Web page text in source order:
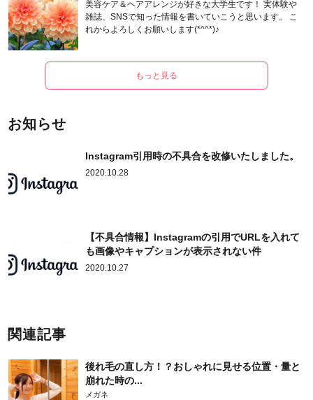
美容ケア＆ヘアアレンジが好きな大学生です！ 実体験や
雑誌、SNSで知った情報を書いていこうと思います。 こ
れからよろしくお願いします(*^^*)♪
もっと見る
お知らせ
Instagram引用時の不具合を改修いたしました。
2020.10.28
【不具合情報】Instagramの引用でURLを入れて
も画像やキャプションが表示されない件
2020.10.27
関連記事
後れ毛の直し方！？おしゃれに見せる位置・量と
崩れた時の...
メガネ